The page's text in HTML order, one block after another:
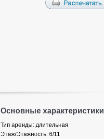
Основные характеристики
Тип аренды: длительная
Этаж/Этажность: 6/11